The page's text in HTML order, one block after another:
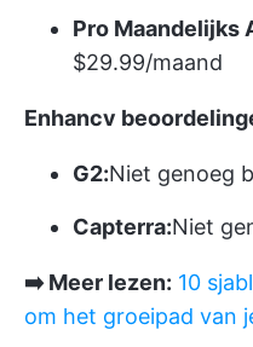
Pro Maandelijks
$29.99/maand
Enhancv
G2:Niet genoeg
Capterra:Niet
➡️ Meer lezen: 10
om het groeipad van